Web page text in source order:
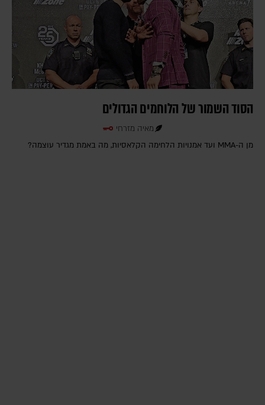
הסוד השמור של הלוחמים הגדולים
מאיה מזרחי
מן ה-MMA ועד אמנויות הלחימה הקלאסיות, מה באמת מגדיר עוצמה?